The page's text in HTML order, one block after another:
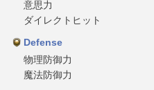
意思力
ダイレクトヒット
Defense
物理防御力
魔法防御力